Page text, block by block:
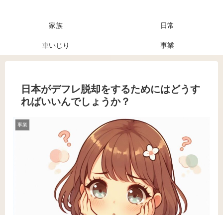
家族 日常
車いじり 事業
日本がデフレ脱却をするためにはどうす
ればいいんでしょうか？
事業